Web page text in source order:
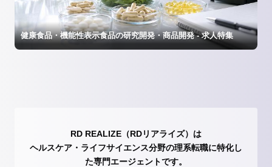
健康食品・機能性表示食品の研究開発・商品開発 - 求人特集
RD REALIZE（RDリアライズ）は
ヘルスケア・ライフサイエンス分野の理系転職に特化し
た専門エージェントです。